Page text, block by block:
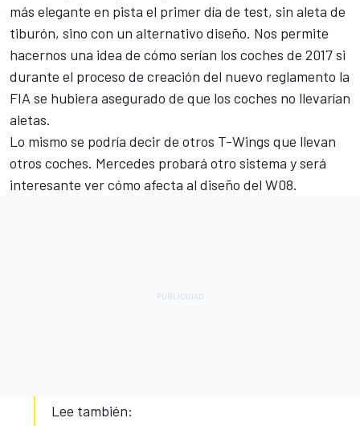
más elegante en pista el primer día de test, sin aleta de
tiburón, sino con un alternativo diseño. Nos permite
hacernos una idea de cómo serían los coches de 2017 si
durante el proceso de creación del nuevo reglamento la
FIA se hubiera asegurado de que los coches no llevarían
aletas.
Lo mismo se podría decir de otros T-Wings que llevan
otros coches. Mercedes probará otro sistema y será
interesante ver cómo afecta al diseño del W08.
Lee también: